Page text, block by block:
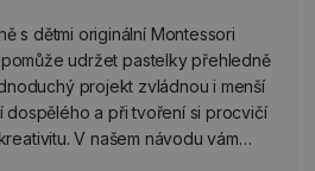
s dětmi originální Montessori
udržet pastelky přehledně
projekt zvládnou i menší
dospělého a při tvoření si procvičí
V našem návodu vám